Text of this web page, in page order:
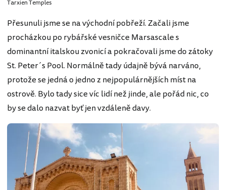
Tarxien Temples
Přesunuli jsme se na východní pobřeží. Začali jsme
procházkou po rybářské vesničce Marsascale s
dominantní italskou zvonicí a pokračovali jsme do zátoky
St. Peter´s Pool. Normálně tady údajně bývá narváno,
protože se jedná o jedno z nejpopulárnějších míst na
ostrově. Bylo tady sice víc lidí než jinde, ale pořád nic, co
by se dalo nazvat byť jen vzdáleně davy.